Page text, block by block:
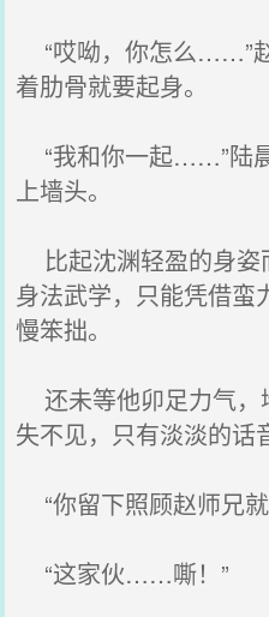
“哎呦，你怎么……”
着肋骨就要起身。
“我和你一起……”陆
上墙头。
比起沈渊轻盈的身姿
身法武学，只能凭借蛮
慢笨拙。
还未等他卯足力气，
失不见，只有淡淡的话
“你留下照顾赵师兄
“这家伙……嘶！”